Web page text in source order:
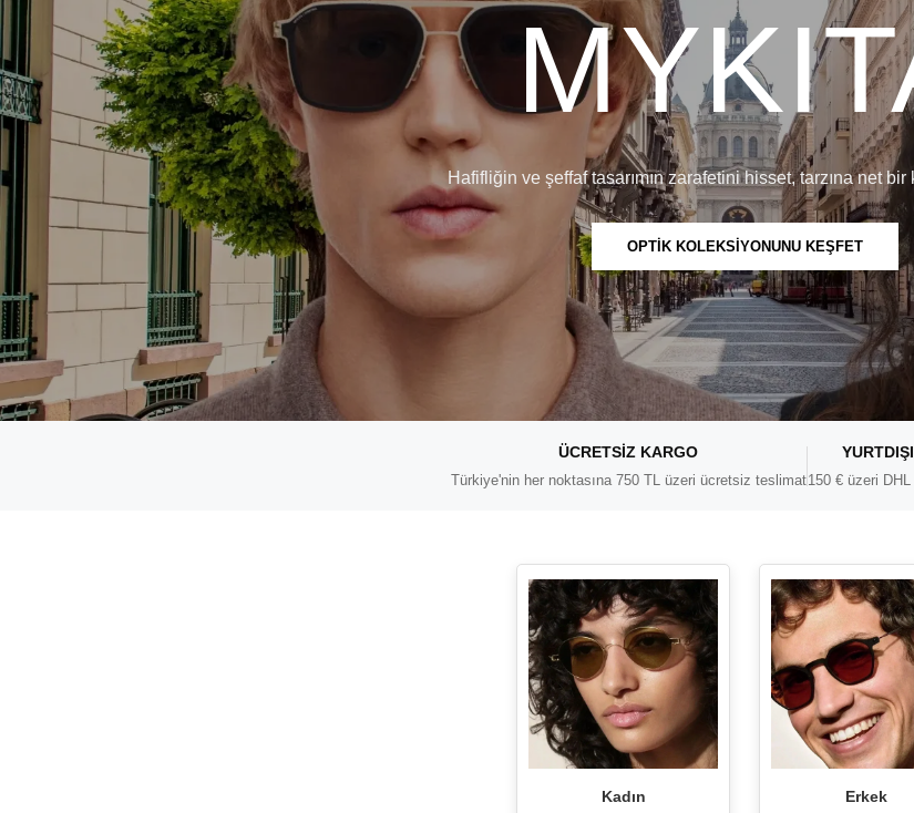
Hafifliğin ve şeffaf tasarımın zarafetini hisset, tarzına net bir
OPTİK KOLEKSİYONUNU KEŞFET
ÜCRETSIZ KARGO
Türkiye'nin her noktasına 750 TL üzeri ücretsiz teslimat150 € üzeri
Kadın Erkek